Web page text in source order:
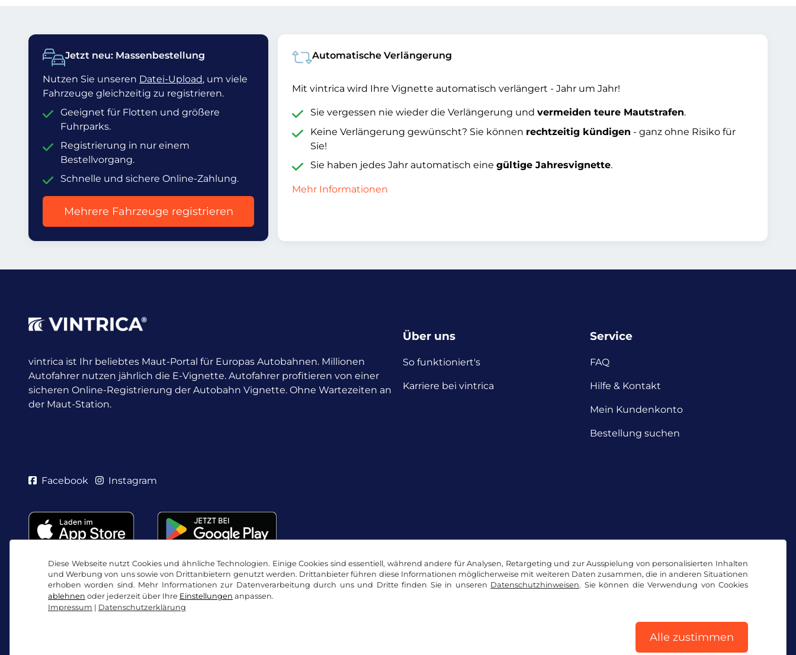
Diese Webseite nutzt Cookies und ähnliche Technologien. Einige Cookies sind essentiell, während andere für Analysen, Retargeting und zur Ausspielung von personalisierten Inhalten
und Werbung von uns sowie von Drittanbietern genutzt werden. Drittanbieter führen diese Informationen möglicherweise mit weiteren Daten zusammen, die in anderen Situationen
erhoben worden sind. Mehr Informationen zur Datenverarbeitung durch uns und Dritte finden Sie in unseren Datenschutzhinweisen. Sie können die Verwendung von Cookies
ablehnen oder jederzeit über Ihre Einstellungen anpassen.
Impressum | Datenschutzerklärung
Alle zustimmen
Jetzt neu: Massenbestellung
Nutzen Sie unseren Datei-Upload, um viele
Fahrzeuge gleichzeitig zu registrieren.
Geeignet für Flotten und größere
Fuhrparks.
Registrierung in nur einem
Bestellvorgang.
Schnelle und sichere Online-Zahlung.
Mehrere Fahrzeuge registrieren
Automatische Verlängerung
Mit vintrica wird Ihre Vignette automatisch verlängert - Jahr um Jahr!
Sie vergessen nie wieder die Verlängerung und vermeiden teure Mautstrafen.
Keine Verlängerung gewünscht? Sie können rechtzeitig kündigen - ganz ohne Risiko für
Sie!
Sie haben jedes Jahr automatisch eine gültige Jahresvignette.
Mehr Informationen
vintrica ist Ihr beliebtes Maut-Portal für Europas Autobahnen. Millionen
Autofahrer nutzen jährlich die E-Vignette. Autofahrer profitieren von einer
sicheren Online-Registrierung der Autobahn Vignette. Ohne Wartezeiten an
der Maut-Station.
Über uns
So funktioniert's
Karriere bei vintrica
Service
FAQ
Hilfe & Kontakt
Mein Kundenkonto
Bestellung suchen
Facebook Instagram